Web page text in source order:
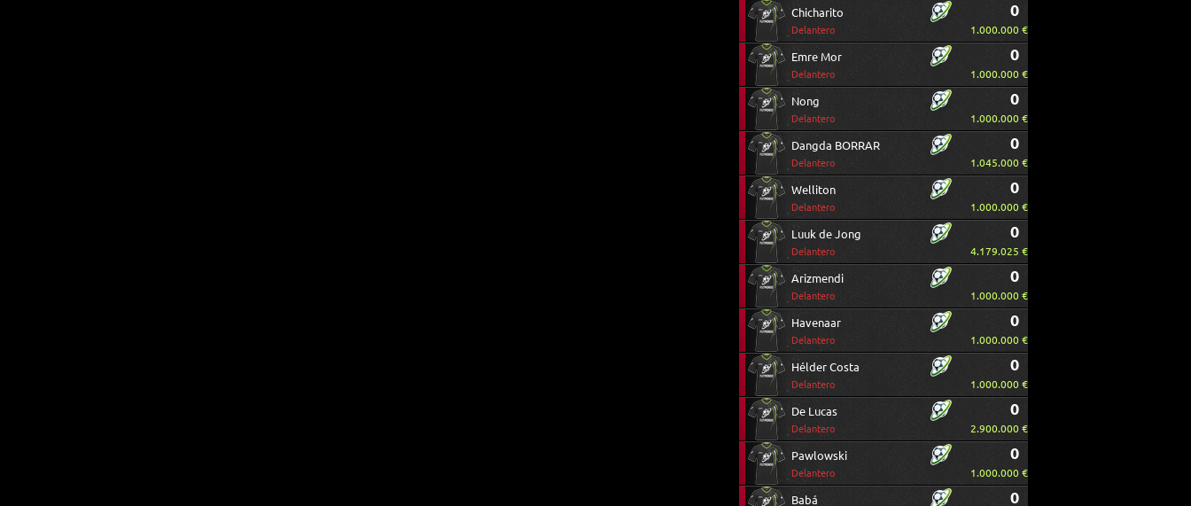
Chicharito
Delantero
0
1.000.000 €
Emre Mor
Delantero
0
1.000.000 €
Nong
Delantero
0
1.000.000 €
Dangda BORRAR
Delantero
0
1.045.000 €
Welliton
Delantero
0
1.000.000 €
Luuk de Jong
Delantero
0
4.179.025 €
Arizmendi
Delantero
0
1.000.000 €
Havenaar
Delantero
0
1.000.000 €
Hélder Costa
Delantero
0
1.000.000 €
De Lucas
Delantero
0
2.900.000 €
Pawlowski
Delantero
0
1.000.000 €
Babá 0